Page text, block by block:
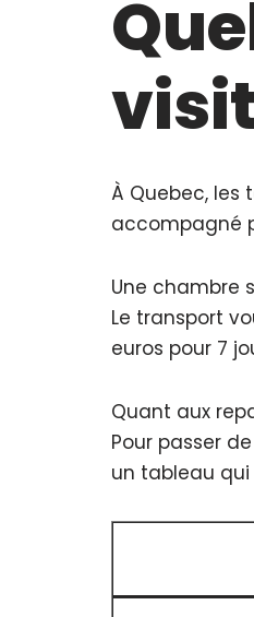
À Quebec, les
accompagné
Une chambre
Le transport
euros pour 7
Quant aux
Pour passer de
un tableau